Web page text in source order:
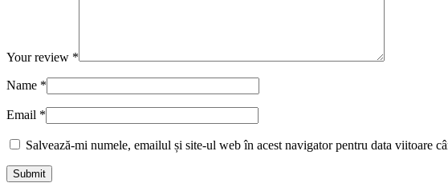
Your review *
Name *
Email *
Salvează-mi numele, emailul și site-ul web în acest navigator pentru data viitoare